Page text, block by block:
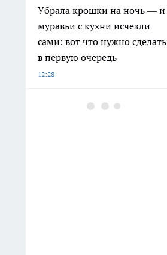
Убрала крошки на ночь — и
муравьи с кухни исчезли
сами: вот что нужно сделать
в первую очередь
12:28
Курьер из Воронежа потерял